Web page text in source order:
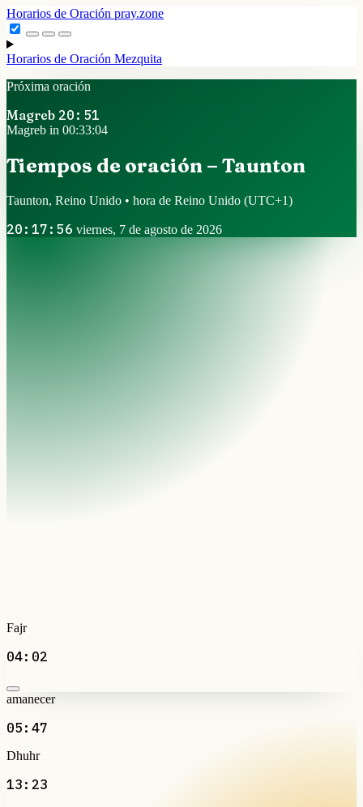
Horarios de Oración pray.zone
Horarios de Oración Mezquita
Próxima oración
Magreb 20:51
Magreb in 00:33:04
Tiempos de oración – Taunton
Taunton, Reino Unido • hora de Reino Unido (UTC+1)
20:17:56 viernes, 7 de agosto de 2026
Fajr
04:02
amanecer
05:47
Dhuhr
13:23